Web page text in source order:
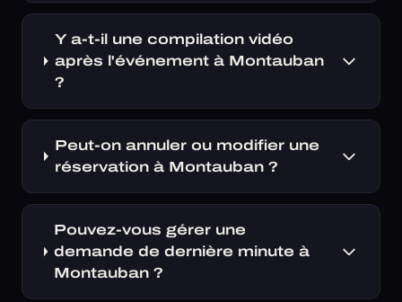
Y a-t-il une compilation vidéo
après l'événement à Montauban
?
Peut-on annuler ou modifier une
réservation à Montauban ?
Pouvez-vous gérer une
demande de dernière minute à
Montauban ?